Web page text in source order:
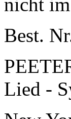
Best.
Lied -